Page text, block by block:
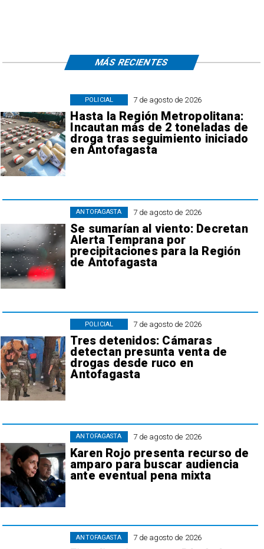
7 de agosto de 2026
Hasta la Región Metropolitana:
Incautan más de 2 toneladas de
droga tras seguimiento iniciado
en Antofagasta
POLICIAL
7 de agosto de 2026
Se sumarían al viento: Decretan
Alerta Temprana por
precipitaciones para la Región
de Antofagasta
ANTOFAGASTA
7 de agosto de 2026
Tres detenidos: Cámaras
detectan presunta venta de
drogas desde ruco en
Antofagasta
POLICIAL
7 de agosto de 2026
Karen Rojo presenta recurso de
amparo para buscar audiencia
ante eventual pena mixta
ANTOFAGASTA
7 de agosto de 2026
ANTOFAGASTA
MÁS RECIENTES